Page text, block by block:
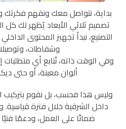
بداية، نتواصل معك ونفهم فكرتك
تصميم ثلاثي الأبعاد يُظهر لك كل
التصنيع، نبدأ تجهيز المحتوى
وشفاطات،
وفي الوقت ذاته، نُتابع أي
ألوان معينة، أو حتى
وليس هذا فحسب، بل نقوم
داخل الشرقية خلال فترة
ضمانًا على العمل، ودعمًا